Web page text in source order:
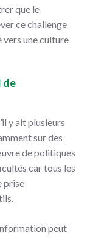
que le
ce challenge
vers une culture
de
y ait plusieurs
sur des
de politiques
car tous les
prise
peut